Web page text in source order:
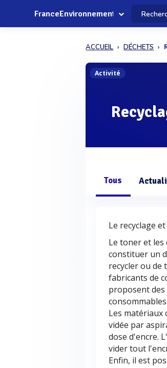
FranceEnvironnement
ACCUEIL DÉCHETS
Activité
Tous
Le recyclage
Le toner et
constituer un
recycler ou de
fabricants de
proposent
Les matériaux
vidée par
dose d'encre.
vider tout
Enfin, il est